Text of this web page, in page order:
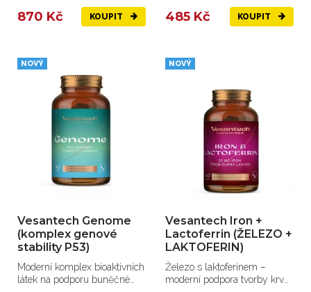
870 Kč KOUPIT 485 Kč KOUPIT
NOVÝ
Vesantech Genome
(komplex genové
stability P53)
Moderní komplex bioaktivních
látek na podporu buněčné
NOVÝ
Vesantech Iron +
Lactoferrin (ŽELEZO +
LAKTOFERIN)
Železo s laktoferinem –
moderní podpora tvorby krve,